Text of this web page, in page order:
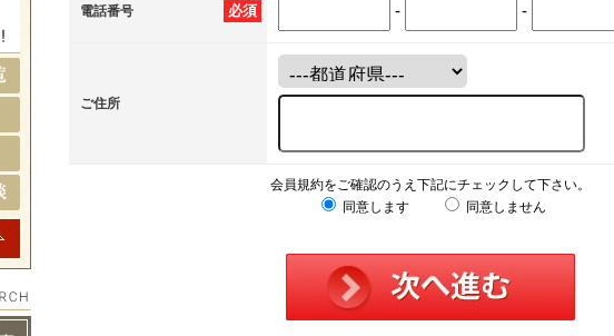
必須
電話番号 - -
ご住所
会員規約をご確認のうえ下記にチェックして下さい。
同意します
同意しません